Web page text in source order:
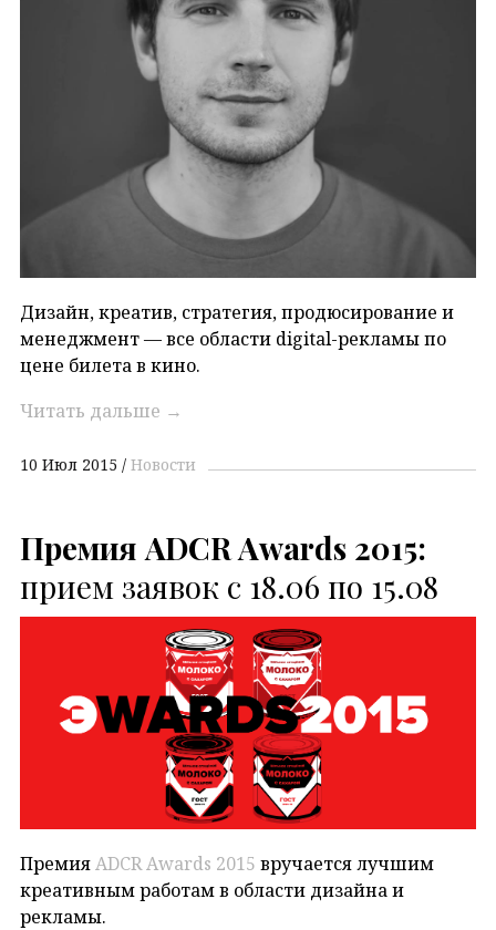
Дизайн, креатив, стратегия, продюсирование и
менеджмент — все области digital-рекламы по
цене билета в кино.
Читать дальше →
10 Июл 2015 Новости
Премия ADCRAwards 2015:
прием заявок с 18.06 по 15.08
ПремияADCR Awards 2015 вручается лучшим
креативным работам в области дизайна и
рекламы.